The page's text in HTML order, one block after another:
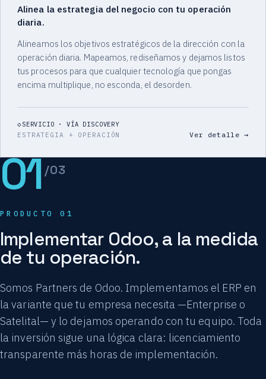
Alinea la estrategia del negocio con tu operación
diaria.
Alineamos los objetivos estratégicos de la dirección con la
operación diaria. Mapeamos, rediseñamos y dejamos listos
tus procesos para que cualquier tecnología que pongas
encima multiplique, no esconda, el desorden.
SERVICIO · VÍA DISCOVERY
ESTRATEGIA + OPERACIÓN
Ver detalle →
01/03
PRODUCTO 01
Implementar Odoo, a la medida
de tu operación.
Somos Partners de Odoo. Implementamos el ERP en
la variante que tu empresa necesita —Enterprise o
Satelital— y lo dejamos operando con tu equipo. Toda
la inversión sigue una lógica clara: licenciamiento
transparente más horas de implementación.